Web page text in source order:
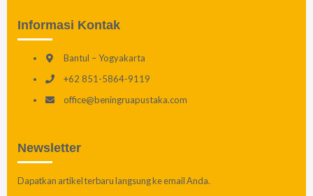
Informasi Kontak
Bantul – Yogyakarta
+62 851-5864-9119
office@beningruapustaka.com
Newsletter
Dapatkan artikel terbaru langsung ke email Anda.